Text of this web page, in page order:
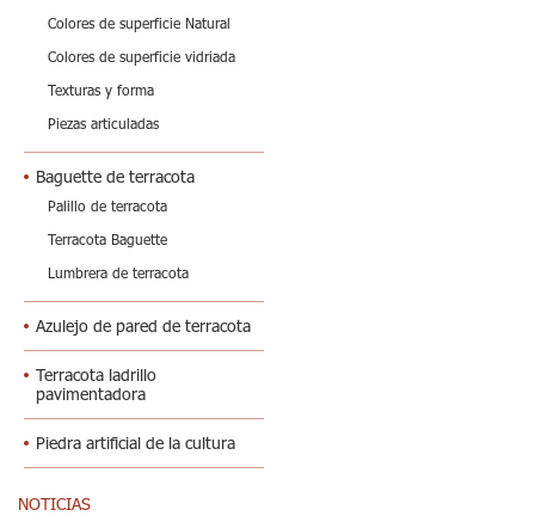
Colores de superficie Natural
Colores de superficie vidriada
Texturas y forma
Piezas articuladas
Baguette de terracota
Palillo de terracota
Terracota Baguette
Lumbrera de terracota
Azulejo de pared de terracota
Terracota ladrillo
pavimentadora
Piedra artificial de la cultura
NOTICIAS